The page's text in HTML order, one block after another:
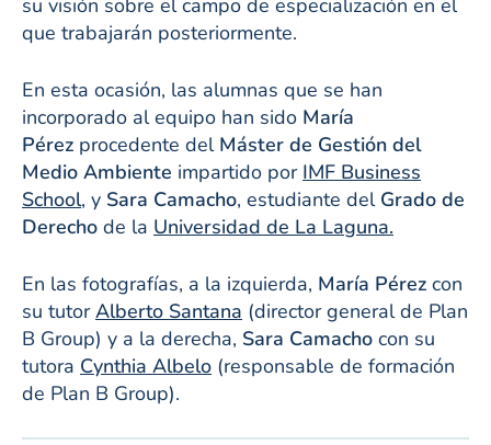
que trabajarán posteriormente.
En esta ocasión, las alumnas que se han
incorporado al equipo han sido María
Pérez procedente del Máster de Gestión del
Medio Ambiente impartido por IMF Business
School, y Sara Camacho, estudiante del Grado de
Derecho de la Universidad de La Laguna.
En las fotografías, a la izquierda, María Pérez con
su tutorAlberto Santana (director general de Plan
B Group) y a la derecha, Sara Camacho con su
tutora Cynthia Albelo (responsable de formación
de Plan B Group).